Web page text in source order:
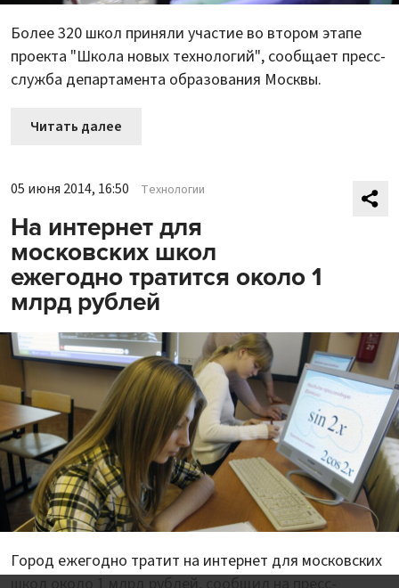
Более 320 школ приняли участие во втором этапе
проекта "Школа новых технологий", сообщает пресс-
служба департамента образования Москвы.
Читать далее
05 июня 2014, 16:50 Технологии
На интернет для
московских школ
ежегодно тратится около 1
млрд рублей
Город ежегодно тратит на интернет для московских